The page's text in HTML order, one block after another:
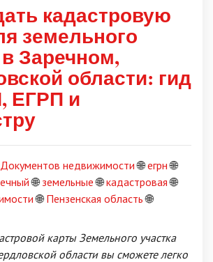
кадастровую
земельного
Заречном,
области: гид
ЕГРП и
Документов недвижимости🌐егрн🌐
🌐земельные🌐кадастровая🌐
🌐Пензенская область🌐
карты Земельного участка
области вы сможете легко